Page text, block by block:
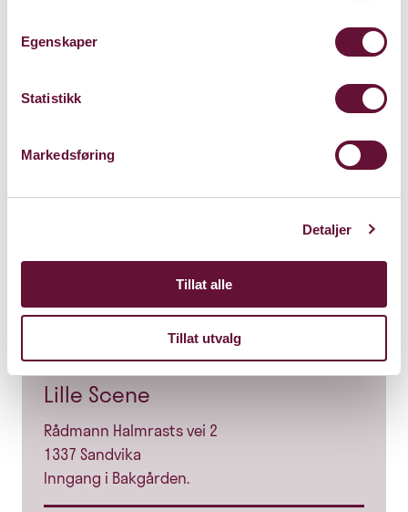
Egenskaper
Statistikk
Markedsføring
Detaljer
Tillat alle
Tillat utvalg
Lille Scene
Rådmann Halmrasts vei 2
1337 Sandvika
Inngang i Bakgården.